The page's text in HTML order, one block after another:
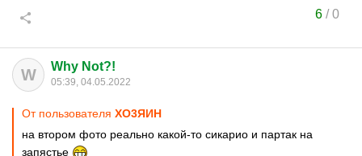
6/0
W Why Not?!
05:39, 04.05.2022
От пользователя XО3ЯИH
на втором фото реально какой-то сикарио и партак на
запястье